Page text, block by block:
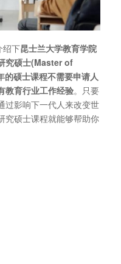
绍下昆士兰大学教育学院
究硕士(Master of
硕士课程不需要申请人
教育行业工作经验。只要
过影响下一代人来改变世
究硕士课程就能够帮助你